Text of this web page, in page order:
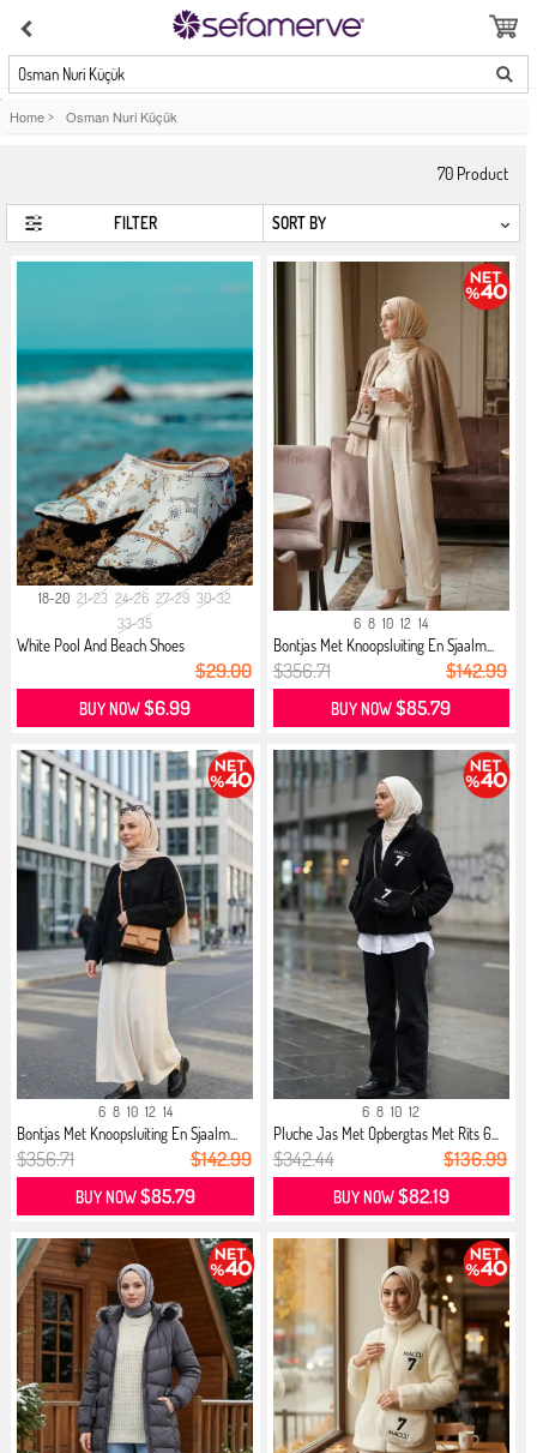
Osman Nuri Küçük
Home > Osman Nuri Küçük
70 Product
FILTER
18-20 21-23 24-26 27-29 30-32
33-35
White Pool And Beach Shoes
$29.00
BUY NOW$6.99
6 8 10 12 14
Bontjas Met Knoopsluiting En Sjaalm...
$356.71 $142.99
BUY NOW$85.79
6 8 10 12 14
Bontjas Met Knoopsluiting En Sjaalm...
$356.71 $142.99
BUY NOW$85.79
6 8 10 12
Pluche Jas Met Opbergtas Met Rits 6...
$342.44 $136.99
BUY NOW$82.19